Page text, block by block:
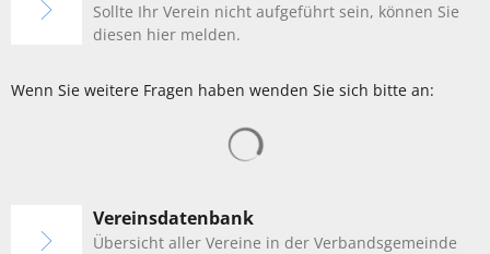
Sollte Ihr Verein nicht aufgeführt sein, können Sie
diesen hier melden.
Wenn Sie weitere Fragen haben wenden Sie sich bitte an:
Vereinsdatenbank
Übersicht aller Vereine in der Verbandsgemeinde